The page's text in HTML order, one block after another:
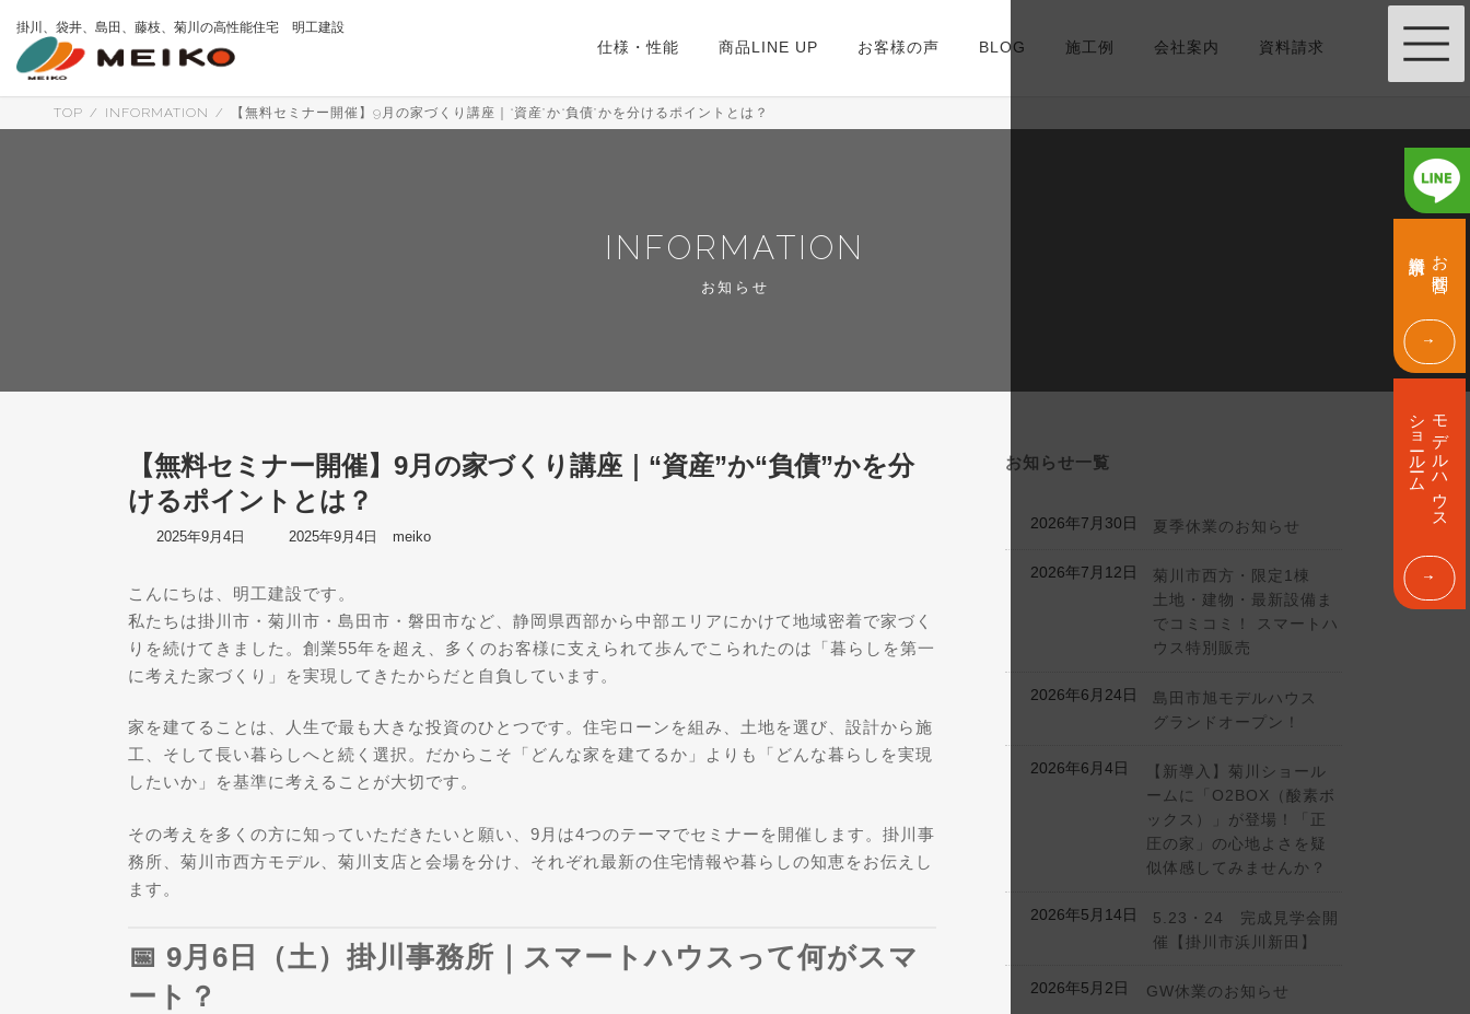
ス
ン
掛川、袋井、島田、藤枝、菊川の高性能住宅 明工建設
仕様・性能 商品LINE UP お客様の声 BLOG 施工例 会社案内 資料請求
TOP INFORMATION 【無料セミナー開催】9月の家づくり講座｜“資産”か“負債”かを分けるポイントとは？
INFORMATION
お知らせ
【無料セミナー開催】9月の家づくり講座｜“資産”か“負債”かを分
けるポイントとは？
2025年9月4日
最
新
日
時
:
2025年9月4日 meiko
こんにちは、明工建設です。
私たちは掛川市・菊川市・島田市・磐田市など、静岡県西部から中部エリアにかけて地域密着で家づく
りを続けてきました。創業55年を超え、多くのお客様に支えられて歩んでこられたのは「暮らしを第一
に考えた家づくり」を実現してきたからだと自負しています。
家を建てることは、人生で最も大きな投資のひとつです。住宅ローンを組み、土地を選び、設計から施
工、そして長い暮らしへと続く選択。だからこそ「どんな家を建てるか」よりも「どんな暮らしを実現
したいか」を基準に考えることが大切です。
その考えを多くの方に知っていただきたいと願い、9月は4つのテーマでセミナーを開催します。掛川事
務所、菊川市西方モデル、菊川支店と会場を分け、それぞれ最新の住宅情報や暮らしの知恵をお伝えし
ます。
📅 9月6日（土）掛川事務所｜スマートハウスって何がスマ
ート？
お知らせ一覧
2026年7月30日 夏季休業のお知らせ
2026年7月12日
菊川市西方・限定1棟
土地・建物・最新設備ま
でコミコミ！ スマートハ
ウス特別販売
2026年6月24日
島田市旭モデルハウス
グランドオープン！
2026年6月4日
【新導入】菊川ショール
ームに「O2BOX（酸素ボ
ックス）」が登場！「正
圧の家」の心地よさを疑
似体感してみませんか？
2026年5月14日
5.23・24 完成見学会開
催【掛川市浜川新田】
2026年5月2日 GW休業のお知らせ
お問合せ
モデルハウス
ショールーム